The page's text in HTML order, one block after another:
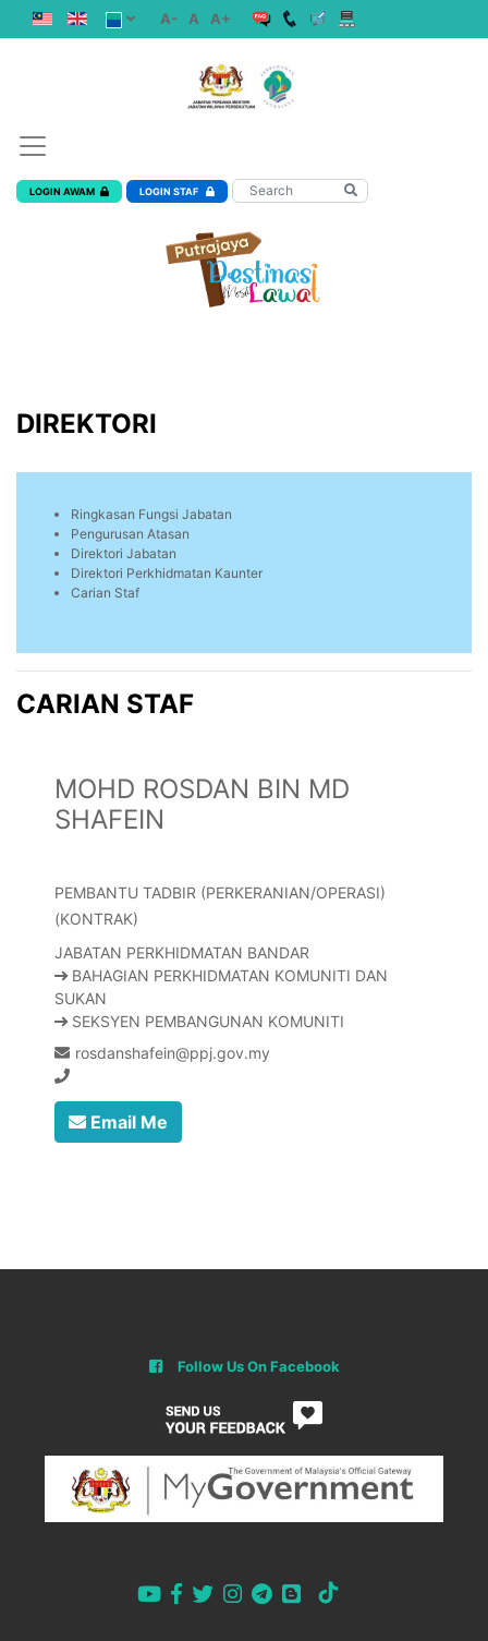
A- A A+
LOGIN AWAM LOGIN STAF
DIREKTORI
Ringkasan Fungsi Jabatan
Pengurusan Atasan
Direktori Jabatan
Direktori Perkhidmatan Kaunter
Carian Staf
CARIAN STAF
MOHD ROSDAN BIN MD
SHAFEIN
PEMBANTU TADBIR (PERKERANIAN/OPERASI)
(KONTRAK)
JABATAN PERKHIDMATAN BANDAR
BAHAGIAN PERKHIDMATAN KOMUNITI DAN
SUKAN
SEKSYEN PEMBANGUNAN KOMUNITI
rosdanshafein@ppj.gov.my
Email Me
Follow Us On Facebook